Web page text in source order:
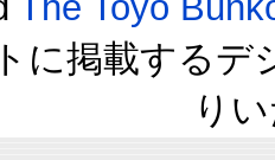
に掲載するデ
り